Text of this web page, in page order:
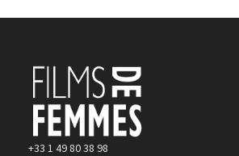
+33 1 49 80 38 98